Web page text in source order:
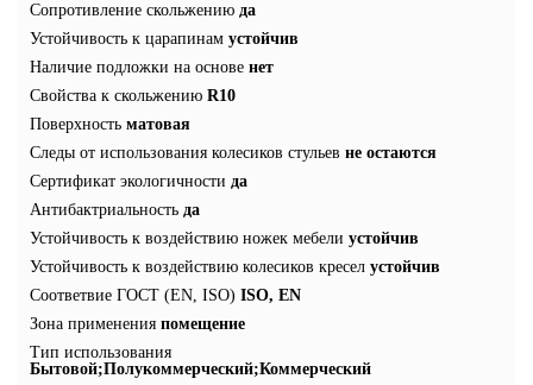
Сопротивление скольжению да
Устойчивость к царапинам устойчив
Наличие подложки на основе нет
Свойства к скольжению R10
Поверхность матовая
Следы от использования колесиков стульев не остаются
Сертификат экологичности да
Антибактриальность да
Устойчивость к воздействию ножек мебели устойчив
Устойчивость к воздействию колесиков кресел устойчив
Соответвие ГОСТ (EN, ISO) ISO, EN
Зона применения помещение
Тип использования
Бытовой;Полукоммерческий;Коммерческий